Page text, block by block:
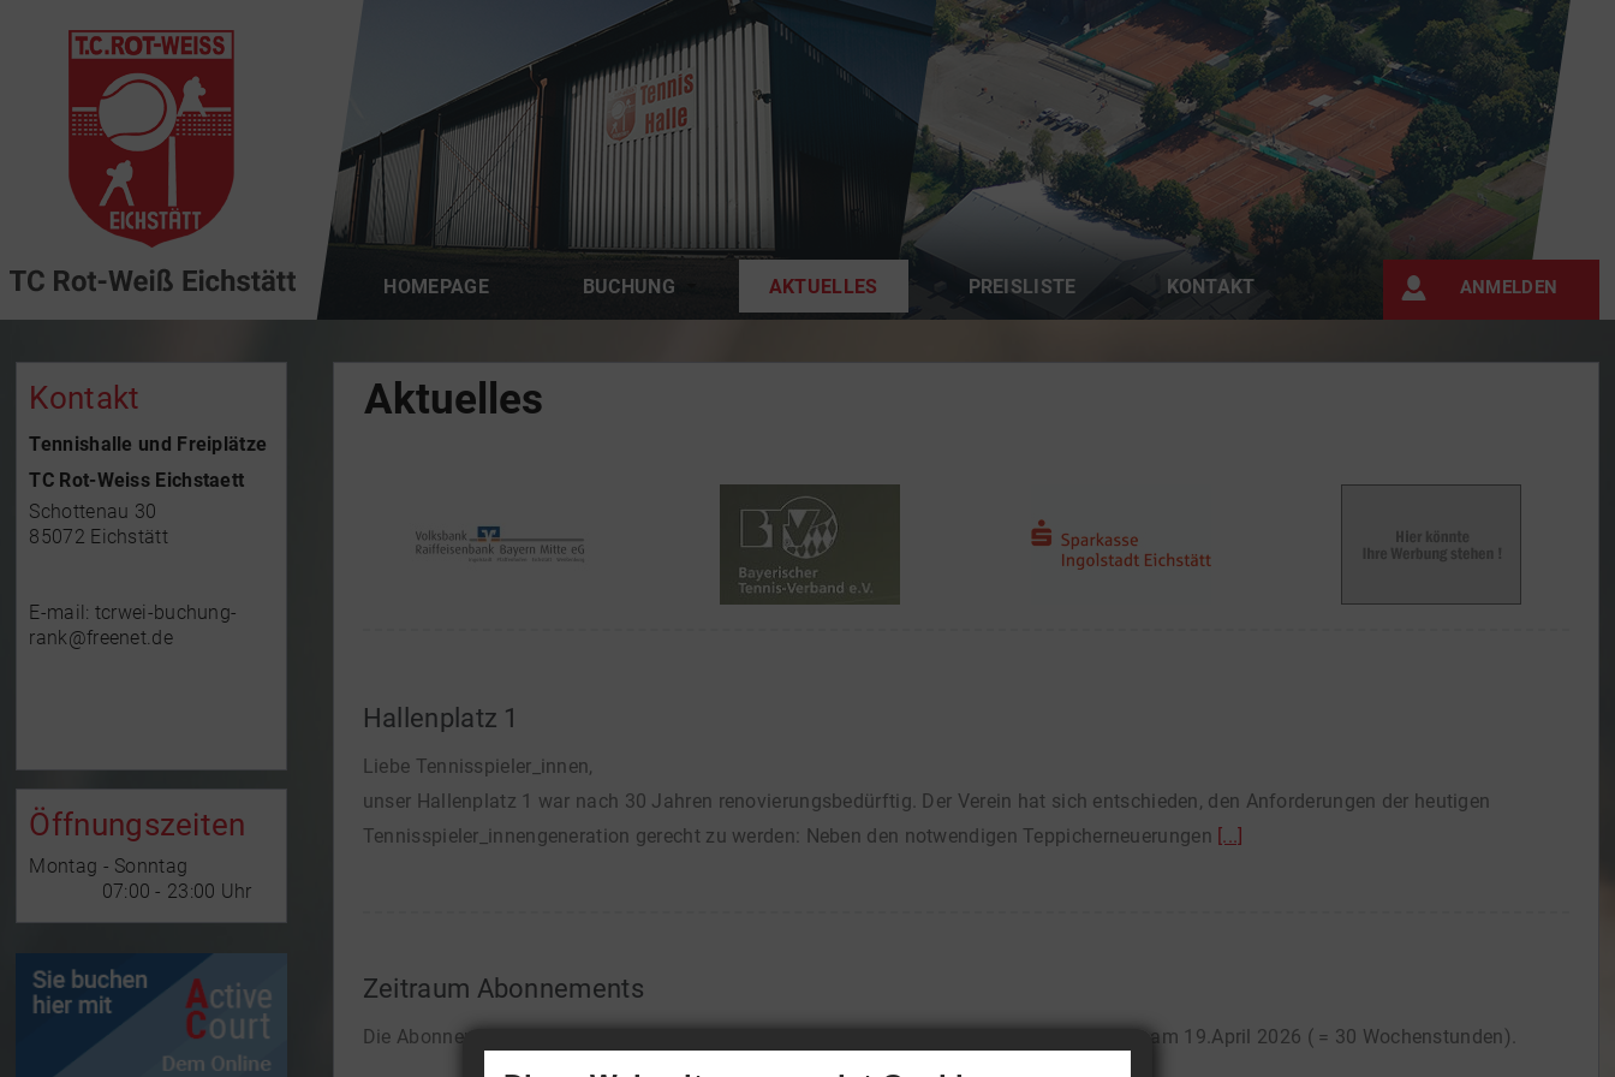
HOMEPAGE BUCHUNG AKTUELLES PREISLISTE KONTAKT ANMELDEN
Aktuelles
Hallenplatz 1
Liebe Tennisspieler_innen,
unser Hallenplatz 1 war nach 30 Jahren renovierungsbedürftig. Der Verein hat sich entschieden, den Anforderungen der heutigen
Tennisspieler_innengeneration gerecht zu werden: Neben den notwendigen Teppicherneuerungen [...]
Zeitraum Abonnements
Die Abonnements in der Wintersaison 25/26 beginnen am 22.September 2025 und enden am 19.April 2026 ( = 30 Wochenstunden).
Kontakt
Tennishalle und Freiplätze
TC Rot-Weiss Eichstaett
Schottenau 30
85072 Eichstätt
E-mail: tcrwei-buchung-
rank@freenet.de
Öffnungszeiten
Montag - Sonntag
07:00 - 23:00 Uhr